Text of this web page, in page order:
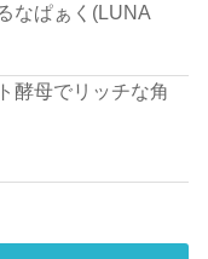
なぱぁく(LUNA
酵母でリッチな角